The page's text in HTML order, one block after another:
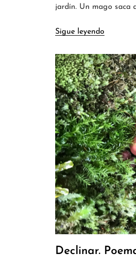
jardín. Un mago saca
Sigue leyendo
Declinar.